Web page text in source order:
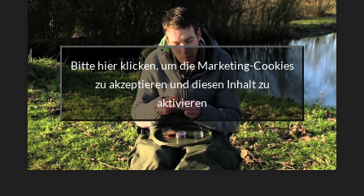
Français
Bitte hier klicken, um die Marketing-Cookies
zu akzeptieren und diesen Inhalt zu
aktivieren